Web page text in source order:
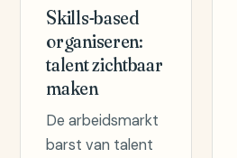
Skills-based
organiseren:
talent zichtbaar
maken
De arbeidsmarkt
barst van talent